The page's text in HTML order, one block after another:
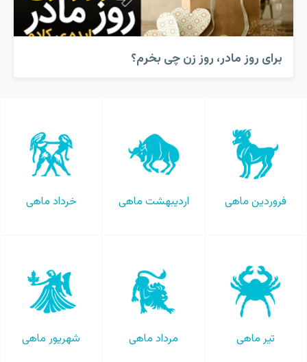
برای روز مادر، روز زن چی بخرم؟
فروردین ماهی اردیبهشت ماهی خرداد ماهی
تیر ماهی مرداد ماهی شهریور ماهی